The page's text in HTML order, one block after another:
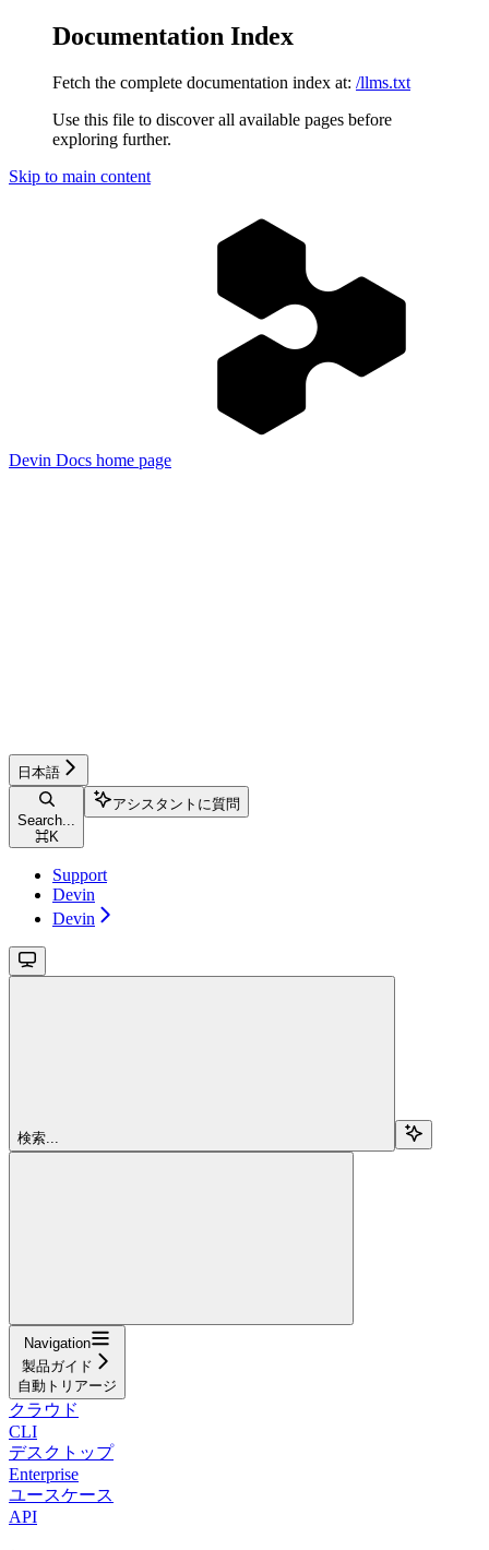
Documentation Index
Fetch the complete documentation index at: /llms.txt
Use this file to discover all available pages before
exploring further.
Skip to main content
Devin Docs home page
日本語
Search...
⌘K
アシスタントに質問
Support
Devin
Devin
検索...
Navigation
製品ガイド
自動トリアージ
クラウド
CLI
デスクトップ
Enterprise
ユースケース
API